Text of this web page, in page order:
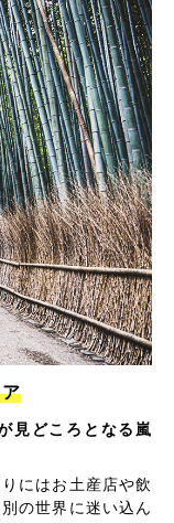
見どころとなる嵐
にはお土産店や飲
の世界に迷い込ん